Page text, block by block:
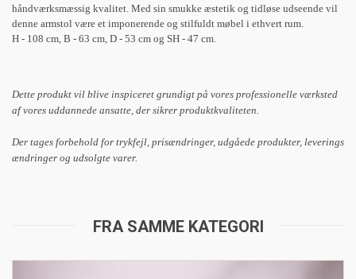
håndværksmæssig kvalitet. Med sin smukke æstetik og tidløse udseende vil
denne armstol være et imponerende og stilfuldt møbel i ethvert rum.
H - 108 cm, B - 63 cm, D - 53 cm og SH - 47 cm.
Dette produkt vil blive inspiceret grundigt på vores professionelle værksted
af vores uddannede ansatte, der sikrer produktkvaliteten.
Der tages forbehold for trykfejl, prisændringer, udgåede produkter, leverings
ændringer og udsolgte varer.
FRA SAMME KATEGORI